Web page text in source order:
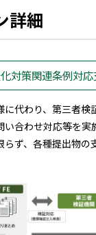
詳細
対策関連条例対
代わり、第三者検
合わせ対応等を実
ず、各種提出物の